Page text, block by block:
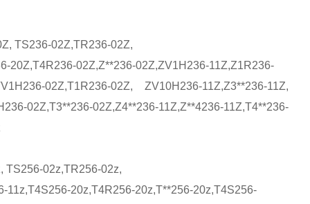
TS236-02Z,TR236-02Z,
20Z,T4R236-02Z,Z**236-02Z,ZV1H236-11Z,Z1R236-
02Z,T1R236-02Z, ZV10H236-11Z,Z3**236-11Z,
02Z,T3**236-02Z,Z4**236-11Z,Z**4236-11Z,T4**236-
TS256-02z,TR256-02z,
11z,T4S256-20z,T4R256-20z,T**256-20z,T4S256-